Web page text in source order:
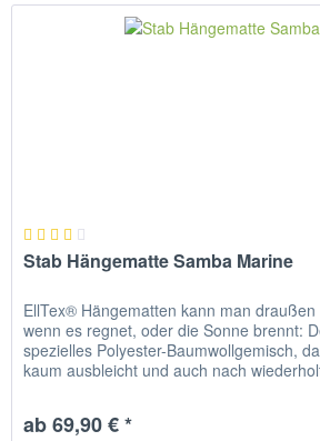
Stab Hängematte Samba Marine
EllTex® Hängematten kann man
wenn es regnet, oder die Sonne brennt:
spezielles Polyester-Baumwollgemisch,
kaum ausbleicht und auch nach
ab 69,90 € *